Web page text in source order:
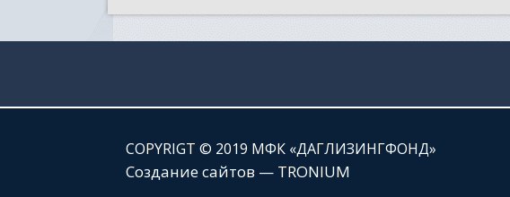
СOPYRIGT © 2019 МФК «ДАГЛИЗИНГФОНД»
Создание сайтов — TRONIUM